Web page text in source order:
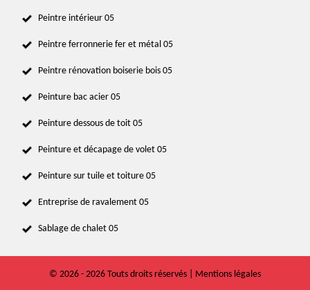
Peintre intérieur 05
Peintre ferronnerie fer et métal 05
Peintre rénovation boiserie bois 05
Peinture bac acier 05
Peinture dessous de toit 05
Peinture et décapage de volet 05
Peinture sur tuile et toiture 05
Entreprise de ravalement 05
Sablage de chalet 05
© 2026 - 2026 Touts droits réservés | Mentions légales